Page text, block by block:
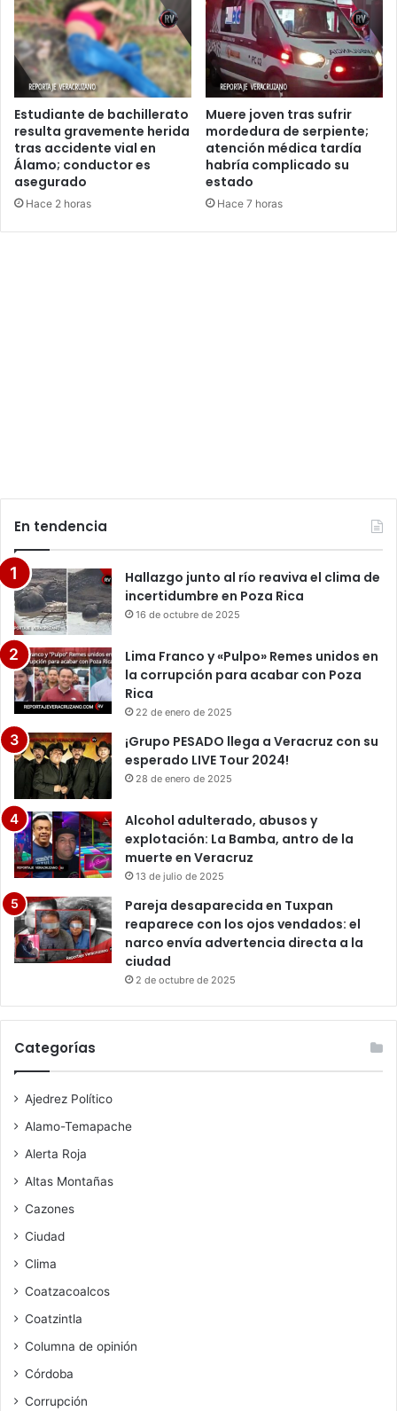
Estudiante de bachillerato
resulta gravemente herida
tras accidente vial en
Álamo; conductor es
asegurado
Hace 2 horas
Muere joven tras sufrir
mordedura de serpiente;
atención médica tardía
habría complicado su
estado
Hace 7 horas
En tendencia
Hallazgo junto al río reaviva el clima de
incertidumbre en Poza Rica
16 de octubre de 2025
Lima Franco y «Pulpo» Remes unidos en
la corrupción para acabar con Poza
Rica
22 de enero de 2025
¡Grupo PESADO llega a Veracruz con su
esperado LIVE Tour 2024!
28 de enero de 2025
Alcohol adulterado, abusos y
explotación: La Bamba, antro de la
muerte en Veracruz
13 de julio de 2025
Pareja desaparecida en Tuxpan
reaparece con los ojos vendados: el
narco envía advertencia directa a la
ciudad
2 de octubre de 2025
Categorías
Ajedrez Político
Alamo-Temapache
Alerta Roja
Altas Montañas
Cazones
Ciudad
Clima
Coatzacoalcos
Coatzintla
Columna de opinión
Córdoba
Corrupción